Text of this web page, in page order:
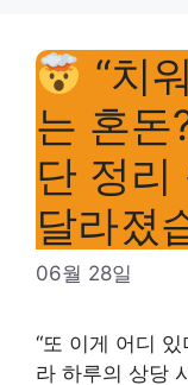
“치
는 혼돈
단 정리
달라졌
06월 28일
“또 이게 어디
라 하루의 상당